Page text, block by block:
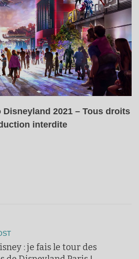
2021 – Tous droits
interdite
: je fais le tour des